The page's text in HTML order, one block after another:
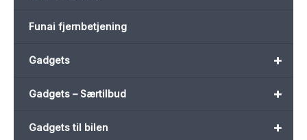
Funai fjernbetjening
+
Gadgets
+
Gadgets – Særtilbud
+
Gadgets til bilen